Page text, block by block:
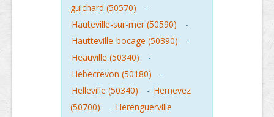
guichard (50570)
-
Hauteville-sur-mer (50590)
-
Hautteville-bocage (50390)
-
Heauville (50340)
-
Hebecrevon (50180)
-
Helleville (50340)
- Hemevez
(50700)
- Herenguerville